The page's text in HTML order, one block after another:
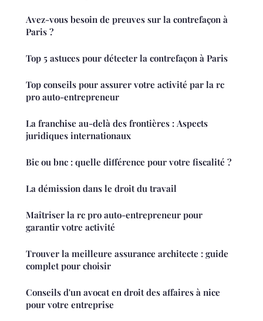
Avez-vous besoin de preuves sur la contrefaçon à
Paris ?
Top 5 astuces pour détecter la contrefaçon à Paris
Top conseils pour assurer votre activité par la rc
pro auto-entrepreneur
La franchise au-delà des frontières : Aspects
juridiques internationaux
Bic ou bnc : quelle différence pour votre fiscalité ?
La démission dans le droit du travail
Maîtriser la rc pro auto-entrepreneur pour
garantir votre activité
Trouver la meilleure assurance architecte : guide
complet pour choisir
Conseils d'un avocat en droit des affaires à nice
pour votre entreprise